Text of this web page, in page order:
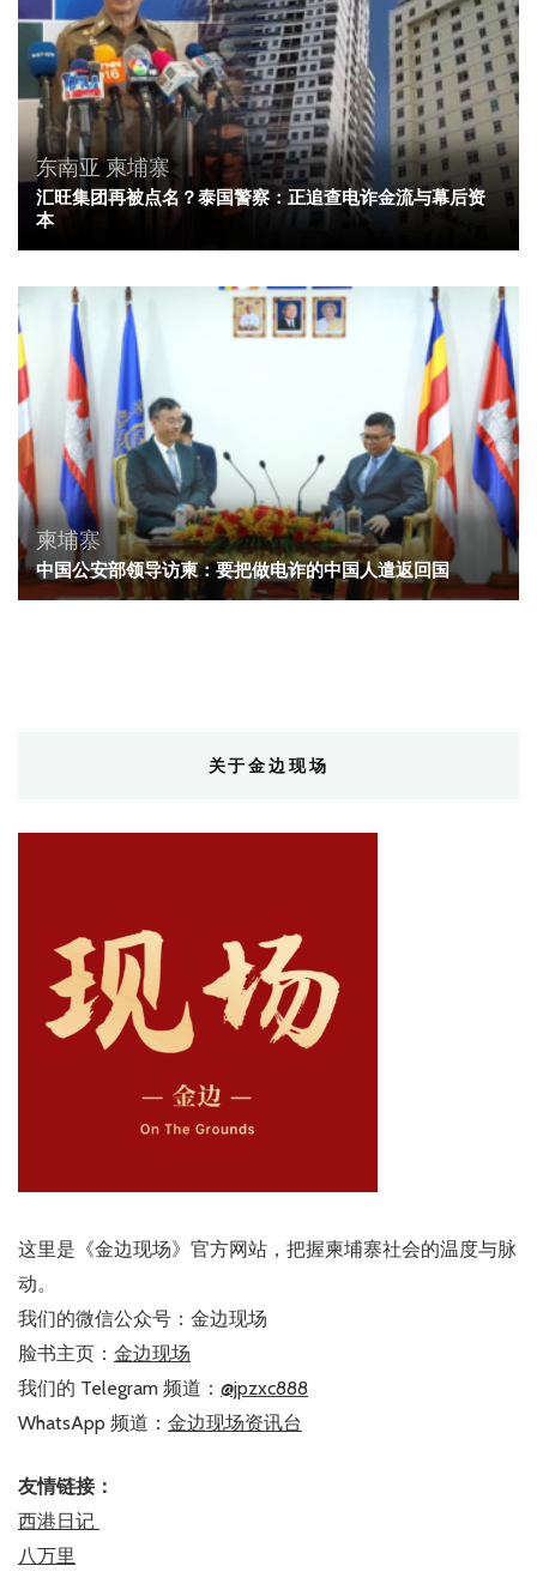
东南亚 柬埔寨
汇旺集团再被点名？泰国警察：正追查电诈金流与幕后资
本
柬埔寨
中国公安部领导访柬：要把做电诈的中国人遣返回国
关于金边现场
这里是《金边现场》官方网站，把握柬埔寨社会的温度与脉
动。
我们的微信公众号：金边现场
脸书主页： 金边现场
我们的 Telegram 频道： @jpzxc888
WhatsApp 频道： 金边现场资讯台
友情链接：
西港日记
八万里